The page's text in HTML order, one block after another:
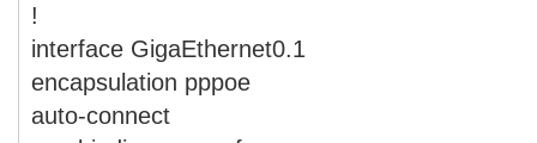
!
interface GigaEthernet0.1
encapsulation pppoe
auto-connect